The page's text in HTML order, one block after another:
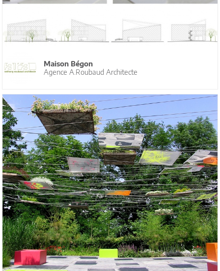
Maison Bégon
Agence A.Roubaud Architecte